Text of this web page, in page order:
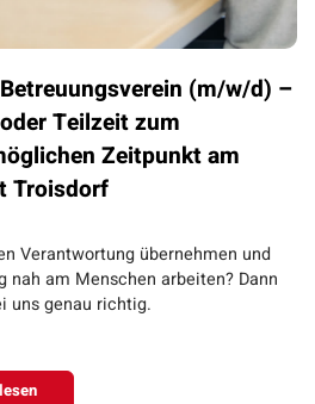
(m/w/d) –
Teilzeit zum
Zeitpunkt am
Troisdorf
Verantwortung übernehmen und
nah am Menschen arbeiten? Dann
uns genau richtig.